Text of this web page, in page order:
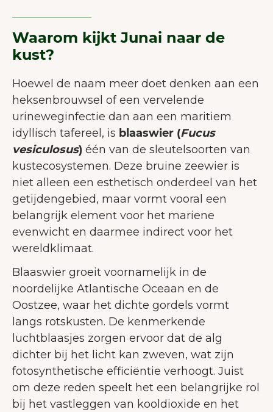
Waarom kijkt Junai naar de
kust?
Hoewel de naam meer doet denken aan een
heksenbrouwsel of een vervelende
urineweginfectie dan aan een maritiem
idyllisch tafereel, is blaaswier (Fucus
vesiculosus) één van de sleutelsoorten van
kustecosystemen. Deze bruine zeewier is
niet alleen een esthetisch onderdeel van het
getijdengebied, maar vormt vooral een
belangrijk element voor het mariene
evenwicht en daarmee indirect voor het
wereldklimaat.
Blaaswier groeit voornamelijk in de
noordelijke Atlantische Oceaan en de
Oostzee, waar het dichte gordels vormt
langs rotskusten. De kenmerkende
luchtblaasjes zorgen ervoor dat de alg
dichter bij het licht kan zweven, wat zijn
fotosynthetische efficiëntie verhoogt. Juist
om deze reden speelt het een belangrijke rol
bij het vastleggen van kooldioxide en het